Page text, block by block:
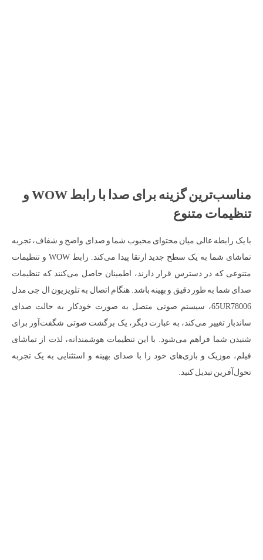
مناسب‌ترین گزینه برای صدا با رابط WOW و
تنظیمات متنوع
با یک رابطه عالی میان محتوای محبوب شما و صدای واضح و شفاف، تجربه
تماشای شما به یک سطح جدید ارتقا پیدا می‌کند. رابط WOW و تنظیمات
متنوعی که در دسترس قرار دارند، اطمینان حاصل می‌کنند که تنظیمات
صدای شما به طور دقیق و بهینه باشد. هنگام اتصال به تلویزیون ال جی مدل
65UR78006، سیستم صوتی متصل به صورت خودکار به حالت صدای
ساندبار تغییر می‌کند، به عبارت دیگر، یک برگشت صوتی شگفت‌آور برای
شنیدن شما فراهم می‌شود. با این تنظیمات هوشمندانه، لذت از تماشای
فیلم، موزیک و بازی‌های خود را با صدای بهینه و استثنایی به یک تجربه
تحول‌آفرین تبدیل کنید.